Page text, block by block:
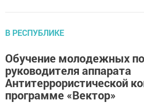
В РЕСПУБЛИКЕ
Обучение молодежных
руководителя аппарата
Антитеррористической
программе «Вектор»